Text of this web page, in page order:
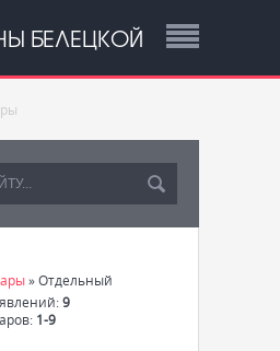
БЕЛЕЦКОЙ
» Отдельный
:9
: 1-9